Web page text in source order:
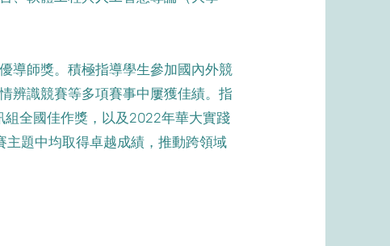
導師獎。積極指導學生參加國內外競
辨識競賽等多項賽事中屢獲佳績。 指
全國佳作獎，以及2022年華大實踐
題中均取得卓越成績，推動跨領域